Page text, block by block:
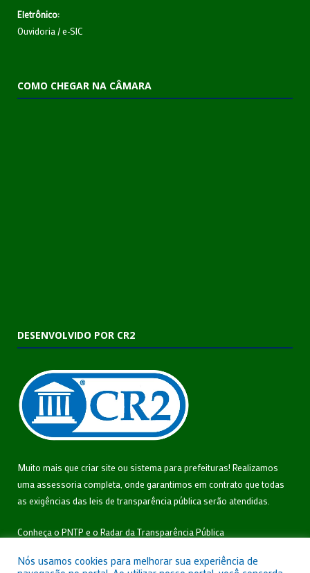
Eletrônico:
Ouvidoria/e-SIC
COMO CHEGAR NA CÂMARA
DESENVOLVIDO POR CR2
Muito mais que criar site ou sistema para prefeituras! Realizamos
uma assessoria completa, onde garantimos em contrato que todas
as exigências das leis de transparência pública serão atendidas.
Conheça o PNTP e o Radar da Transparência Pública
Nós usamos cookies para melhorar sua experiência de